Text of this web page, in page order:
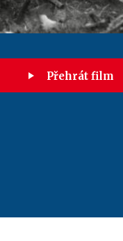
Přehrát film